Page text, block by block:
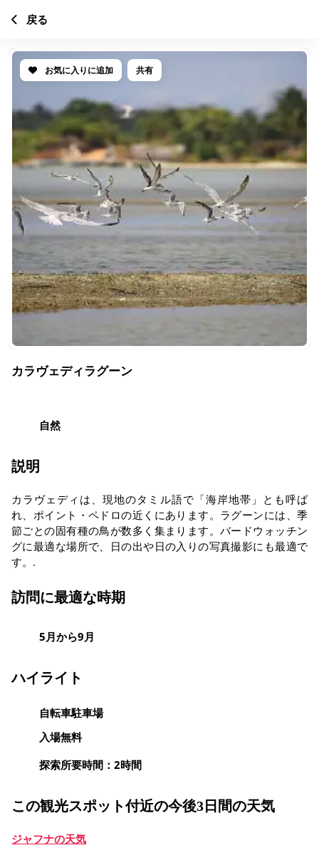
お気に入りに追加 共有
カラヴェディラグーン
自然
説明
カラヴェディは、現地のタミル語で「海岸地帯」とも呼ば
れ、ポイント・ペドロの近くにあります。ラグーンには、季
節ごとの固有種の鳥が数多く集まります。バードウォッチン
グに最適な場所で、日の出や日の入りの写真撮影にも最適で
す。.
訪問に最適な時期
5月から9月
ハイライト
自転車駐車場
入場無料
探索所要時間：2時間
この観光スポット付近の今後3日間の天気
ジャフナの天気
戻る